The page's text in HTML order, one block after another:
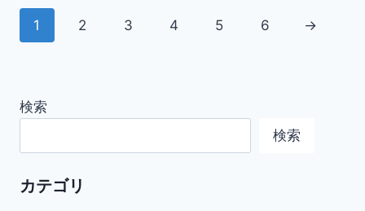
1 2 3 4 5 6 →
検索
検索
カテゴリ